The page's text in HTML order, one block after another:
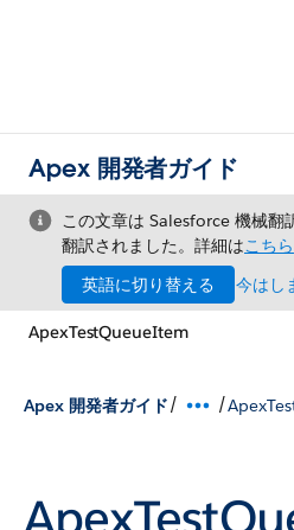
Apex 開発者ガイド
この文章は Salesforce 機械翻
翻訳されました。詳細はこちら
英語に切り替える
今はし
ApexTestQueueItem
Apex 開発者ガイド/ /